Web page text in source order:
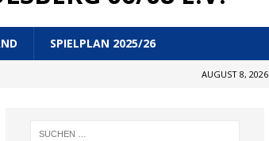
SPIELPLAN 2025/26
AUGUST 8, 2026